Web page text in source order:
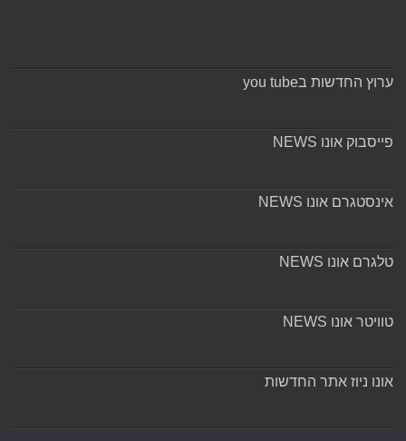
ערוץ החדשות בyou tube
פייסבוק אונו NEWS
אינסטגרם אונו NEWS
טלגרם אונו NEWS
טוויטר אונו NEWS
אונו ניוז אתר החדשות